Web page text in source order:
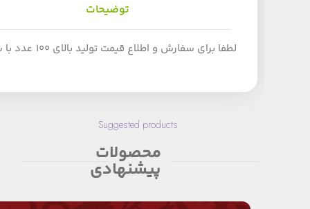
توضیحات
لطفا برای سفارش و اطلاع قیمت تولید بالای 100 عدد با شماره تلفن 09124152407 تماس بگیرید.
Suggested products
محصولات
پیشنهادی